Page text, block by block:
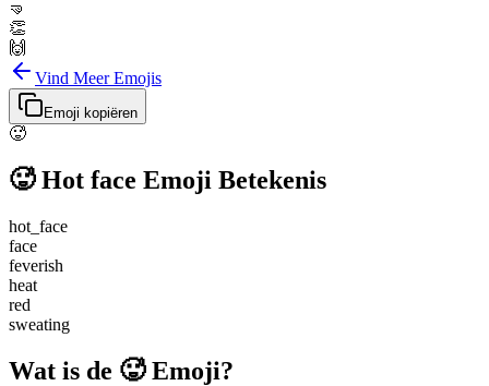
🤜
👏
🙌
Vind Meer Emojis
Emoji kopiëren
🥵
🥵 Hot face Emoji Betekenis
hot_face
face
feverish
heat
red
sweating
Wat is de 🥵 Emoji?